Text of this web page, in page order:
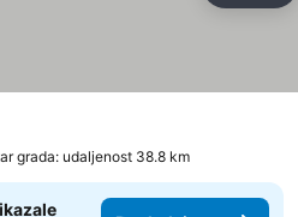
grada: udaljenost 38.8 km